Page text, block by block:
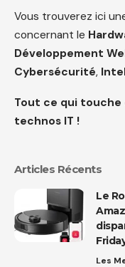
Vous trouverez ici
concernant le
Développement
Cybersécurité,
Tout ce qui touche
technos IT !
Articles Récents
Le
Les